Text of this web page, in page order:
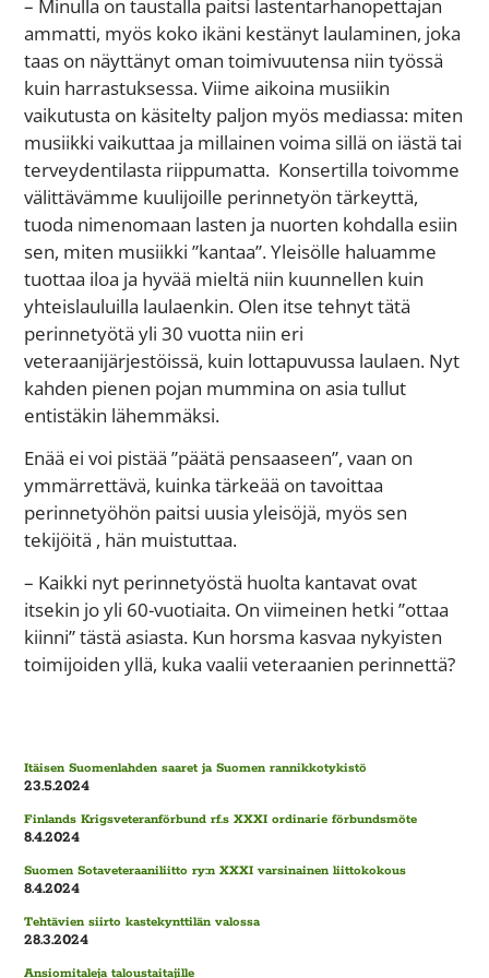
– Minulla on taustalla paitsi lastentarhanopettajan
ammatti, myös koko ikäni kestänyt laulaminen, joka
taas on näyttänyt oman toimivuutensa niin työssä
kuin harrastuksessa. Viime aikoina musiikin
vaikutusta on käsitelty paljon myös mediassa: miten
musiikki vaikuttaa ja millainen voima sillä on iästä tai
terveydentilasta riippumatta. Konsertilla toivomme
välittävämme kuulijoille perinnetyön tärkeyttä,
tuoda nimenomaan lasten ja nuorten kohdalla esiin
sen, miten musiikki ”kantaa”. Yleisölle haluamme
tuottaa iloa ja hyvää mieltä niin kuunnellen kuin
yhteislauluilla laulaenkin. Olen itse tehnyt tätä
perinnetyötä yli 30 vuotta niin eri
veteraanijärjestöissä, kuin lottapuvussa laulaen. Nyt
kahden pienen pojan mummina on asia tullut
entistäkin lähemmäksi.
Enää ei voi pistää ”päätä pensaaseen”, vaan on
ymmärrettävä, kuinka tärkeää on tavoittaa
perinnetyöhön paitsi uusia yleisöjä, myös sen
tekijöitä , hän muistuttaa.
– Kaikki nyt perinnetyöstä huolta kantavat ovat
itsekin jo yli 60-vuotiaita. On viimeinen hetki ”ottaa
kiinni” tästä asiasta. Kun horsma kasvaa nykyisten
toimijoiden yllä, kuka vaalii veteraanien perinnettä?
Itäisen Suomenlahden saaret ja Suomen rannikkotykistö
23.5.2024
Finlands Krigsveteranförbund rf.s XXXI ordinarie förbundsmöte
8.4.2024
Suomen Sotaveteraaniliitto ry:n XXXI varsinainen liittokokous
8.4.2024
Tehtävien siirto kastekynttilän valossa
28.3.2024
Ansiomitaleja taloustaitajille